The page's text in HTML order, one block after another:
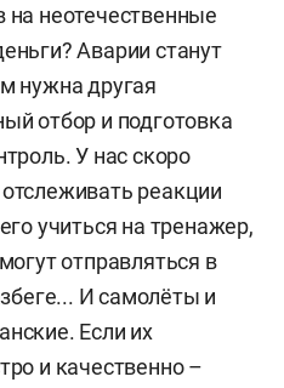
на неотечественные
Аварии станут
нужна другая
отбор и подготовка
У нас скоро
реакции
учиться на тренажер,
отправляться в
И самолёты и
Если их
и качественно –